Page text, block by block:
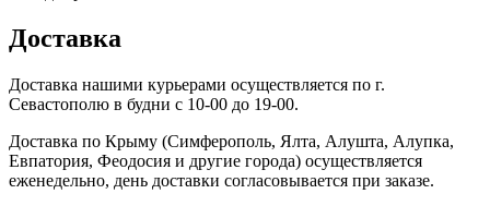
Доставка
Доставка нашими курьерами осуществляется по г.
Севастополю в будни с 10-00 до 19-00.
Доставка по Крыму (Симферополь, Ялта, Алушта, Алупка,
Евпатория, Феодосия и другие города) осуществляется
еженедельно, день доставки согласовывается при заказе.